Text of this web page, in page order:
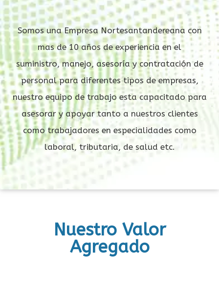
Somos una Empresa Nortesantandereana con
mas de 10 años de experiencia en el
suministro, manejo, asesoría y contratación de
personal para diferentes tipos de empresas,
nuestro equipo de trabajo esta capacitado para
asesorar y apoyar tanto a nuestros clientes
como trabajadores en especialidades como
laboral, tributaria, de salud etc.
Nuestro Valor
Agregado